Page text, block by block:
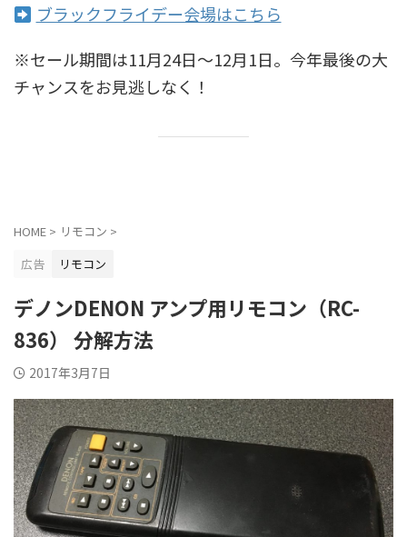
ブラックフライデー会場はこちら
※セール期間は11月24日〜12月1日。今年最後の大
チャンスをお見逃しなく！
HOME > リモコン >
広告
リモコン
デノンDENON アンプ用リモコン（RC-
836） 分解方法
2017年3月7日